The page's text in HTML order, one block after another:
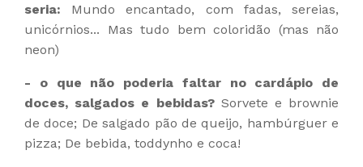
seria: Mundo encantado, com fadas, sereias,
unicórnios... Mas tudo bem coloridão (mas não
neon)
- o que não poderia faltar no cardápio de
doces, salgados e bebidas?Sorvete e brownie
de doce; De salgado pão de queijo, hambúrguer e
pizza; De bebida, toddynho e coca!